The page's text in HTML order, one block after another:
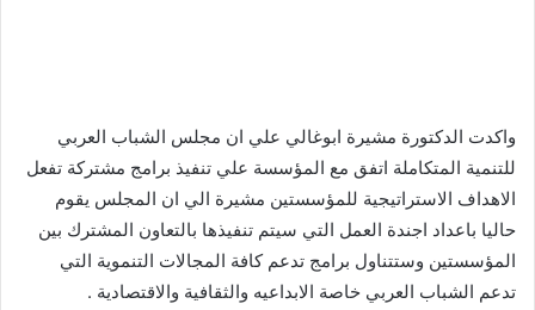
واكدت الدكتورة مشيرة ابوغالي علي ان مجلس الشباب العربي
للتنمية المتكاملة اتفق مع المؤسسة علي تنفيذ برامج مشتركة تفعل
الاهداف الاستراتيجية للمؤسستين مشيرة الي ان المجلس يقوم
حاليا باعداد اجندة العمل التي سيتم تنفيذها بالتعاون المشترك بين
المؤسستين وستتناول برامج تدعم كافة المجالات التنموية التي
تدعم الشباب العربي خاصة الابداعيه والثقافية والاقتصادية .